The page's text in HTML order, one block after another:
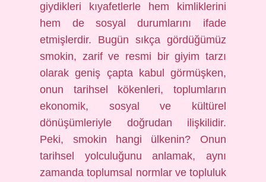
giydikleri kıyafetlerle hem kimliklerini
hem de sosyal durumlarını ifade
etmişlerdir. Bugün sıkça gördüğümüz
smokin, zarif ve resmi bir giyim tarzı
olarak geniş çapta kabul görmüşken,
onun tarihsel kökenleri, toplumların
ekonomik, sosyal ve kültürel
dönüşümleriyle doğrudan ilişkilidir.
Peki, smokin hangi ülkenin? Onun
tarihsel yolculuğunu anlamak, aynı
zamanda toplumsal normlar ve topluluk